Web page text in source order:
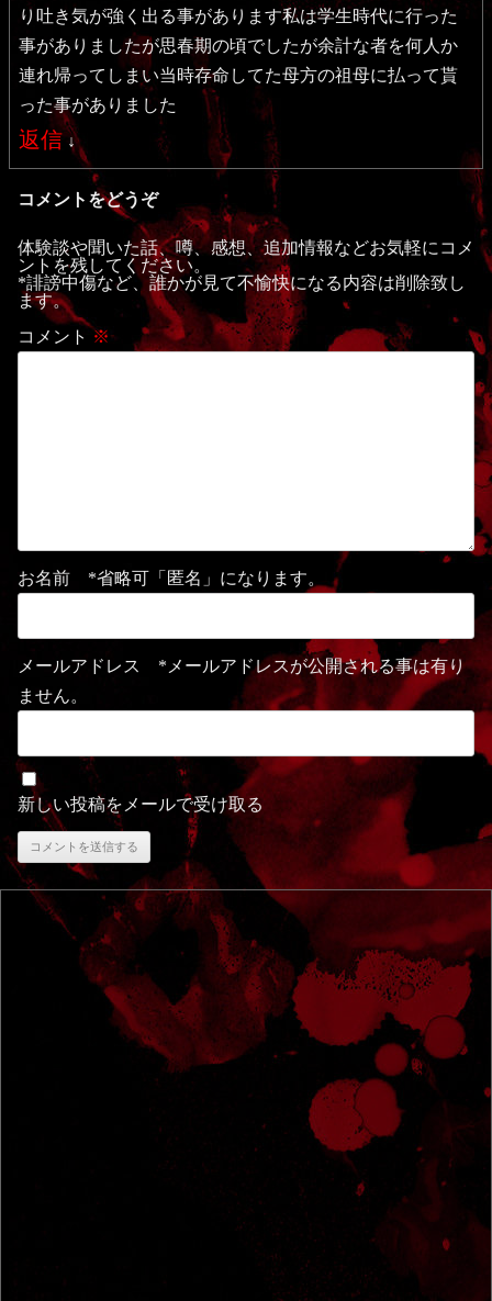
り吐き気が強く出る事があります私は学生時代に行った
事がありましたが思春期の頃でしたが余計な者を何人か
連れ帰ってしまい当時存命してた母方の祖母に払って貰
った事がありました
返信 ↓
コメントをどうぞ
体験談や聞いた話、噂、感想、追加情報などお気軽にコメ
ントを残してください。
*誹謗中傷など、誰かが見て不愉快になる内容は削除致し
ます。
コメント ※
お名前 *省略可「匿名」になります。
メールアドレス *メールアドレスが公開される事は有り
ません。
新しい投稿をメールで受け取る